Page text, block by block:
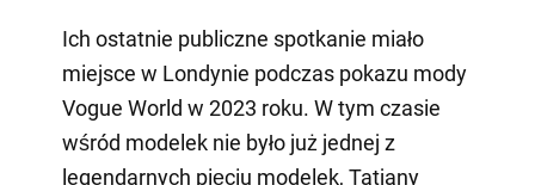
Ich ostatnie publiczne spotkanie miało
miejsce w Londynie podczas pokazu mody
Vogue World w 2023 roku. W tym czasie
wśród modelek nie było już jednej z
legendarnych pięciu modelek, Tatjany